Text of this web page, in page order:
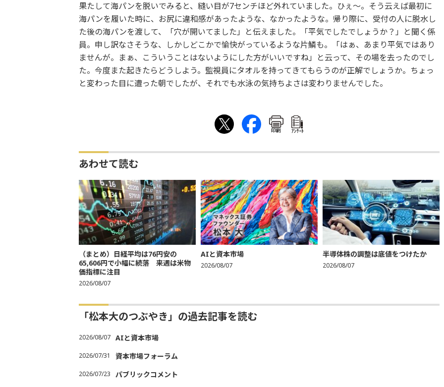
果たして海パンを脱いでみると、縫い目が7センチほど外れていました。ひぇ～。そう云えば最初に
海パンを履いた時に、お尻に違和感があったような、なかったような。帰り際に、受付の人に脱水し
た後の海パンを渡して、「穴が開いてました」と伝えました。「平気でしたでしょうか？」と聞く係
員。申し訳なさそうな、しかしどこかで愉快がっているような片鱗も。「はぁ、あまり平気ではあり
ませんが。まぁ、こういうことはないようにした方がいいですね」と云って、その場を去ったのでし
た。今度また起きたらどうしよう。監視員にタオルを持ってきてもらうのが正解でしょうか。ちょっ
と変わった目に遭った朝でしたが、それでも水泳の気持ちよさは変わりませんでした。
印刷 ｱﾝｹｰﾄ
あわせて読む
（まとめ）日経平均は76円安の
65,606円で小幅に続落 来週は米物
価指標に注目
2026/08/07
AIと資本市場
2026/08/07
半導体株の調整は底値をつけたか
2026/08/07
「松本大のつぶやき」の過去記事を読む
2026/08/07 AIと資本市場
2026/07/31 資本市場フォーラム
2026/07/23 パブリックコメント